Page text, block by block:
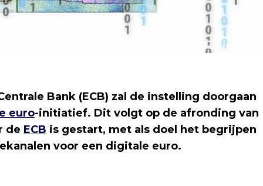
Bank (ECB) zal de instelling doorgaan
euro-initiatief. Dit volgt op de afronding van
de ECB is gestart, met als doel het begrijpen
voor een digitale euro.